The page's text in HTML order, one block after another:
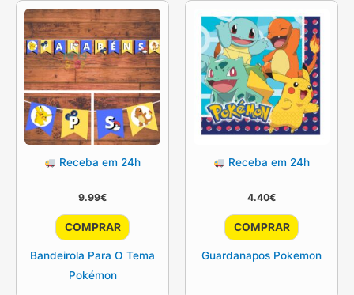
Receba em 24h
9.99€
COMPRAR
Bandeirola Para O Tema
Pokémon
Receba em 24h
4.40€
COMPRAR
Guardanapos Pokemon